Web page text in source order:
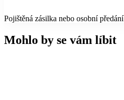
Pojištěná zásilka nebo osobní předání
Mohlo by se vám líbit